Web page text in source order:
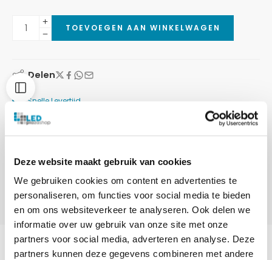
Deze website maakt gebruik van cookies
We gebruiken cookies om content en advertenties te
personaliseren, om functies voor social media te bieden
en om ons websiteverkeer te analyseren. Ook delen we
informatie over uw gebruik van onze site met onze
partners voor social media, adverteren en analyse. Deze
partners kunnen deze gegevens combineren met andere
TOEVOEGEN AAN WINKELWAGEN
Delen
Snelle Levertijd
Gratis Verzending vanaf €100,-